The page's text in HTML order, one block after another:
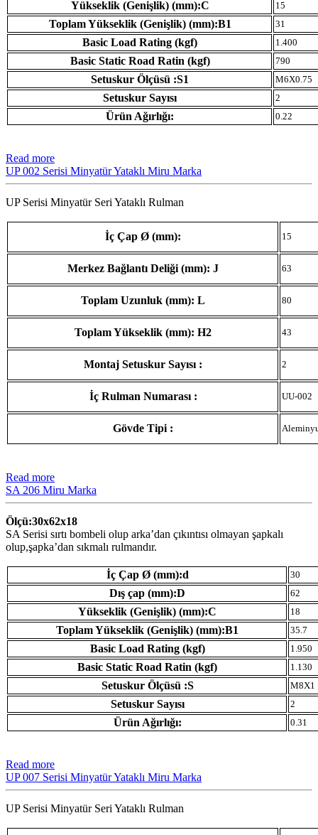
Yükseklik (Genişlik) (mm):C 15
Toplam Yükseklik (Genişlik) (mm):B1 31
Basic Load Rating (kgf) 1.400
Basic Static Road Ratin (kgf) 790
Setuskur Ölçüsü :S1 M6X0.75
Setuskur Sayısı 2
Ürün Ağırlığı: 0.22
Read more
UP 002 Serisi Minyatür Yataklı Miru Marka
UP Serisi Minyatür Seri Yataklı Rulman
İç Çap Ø (mm): 15
Merkez Bağlantı Deliği (mm): J 63
Toplam Uzunluk (mm): L 80
Toplam Yükseklik (mm): H2 43
Montaj Setuskur Sayısı : 2
İç Rulman Numarası : UU-002
Gövde Tipi :
Read more
SA 206 Miru Marka
Ölçü:30x62x18
SA Serisi sırtı bombeli olup arka’dan çıkıntısı olmayan şapkalı
olup,şapka’dan sıkmalı rulmandır.
İç Çap Ø (mm):d 30
Dış çap (mm):D 62
Yükseklik (Genişlik) (mm):C 18
Toplam Yükseklik (Genişlik) (mm):B1 35.7
Basic Load Rating (kgf) 1.950
Basic Static Road Ratin (kgf) 1.130
Setuskur Ölçüsü :S M8X1
Setuskur Sayısı 2
Ürün Ağırlığı: 0.31
Read more
UP 007 Serisi Minyatür Yataklı Miru Marka
UP Serisi Minyatür Seri Yataklı Rulman